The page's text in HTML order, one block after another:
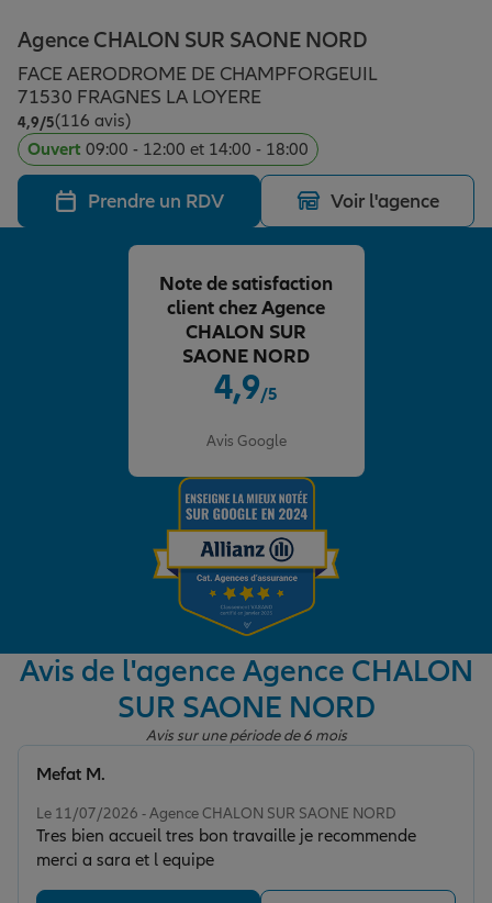
Assurance animal de compagnie
Protection juridique
Plan épargne retraite
Assurance vie
Placements financiers
Investissements immobiliers
Vos projets
Partir en vacances
Déménager
Changer de voiture
Préparer l’avenir
Conseil assurance
Garantie des accidents de la vie
Protection juridique
Retraite
Agence CHALON SUR SAONE NORD
FACE AERODROME DE CHAMPFORGEUIL
71530 FRAGNES LA LOYERE
4,9/5Note de 4.9 sur 5
(116 avis)
Ouvert 09:00 - 12:00 et 14:00 - 18:00
Prendre un RDV Voir l'agence
4,9/5
Avis Google
Note de satisfaction
client chez Agence
CHALON SUR
SAONE NORD
Avis de l'agence Agence CHALON
SUR SAONE NORD
Avis sur une période de 6 mois
Le 11/07/2026 - Agence CHALON SUR SAONE NORD
Tres bien accueil tres bon travaille je recommende
merci a sara et l equipe
Mefat M.